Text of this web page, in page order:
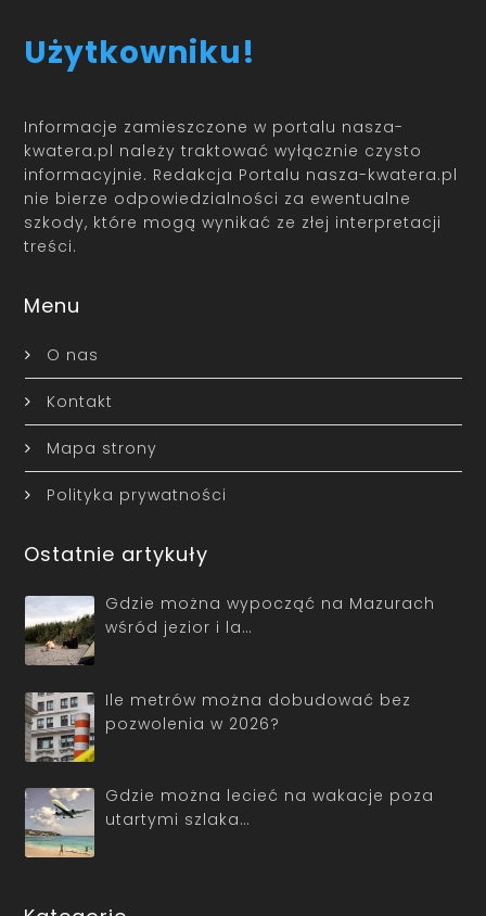
Użytkowniku!
Informacje zamieszczone w portalu nasza-
kwatera.pl należy traktować wyłącznie czysto
informacyjnie. Redakcja Portalu nasza-kwatera.pl
nie bierze odpowiedzialności za ewentualne
szkody, które mogą wynikać ze złej interpretacji
treści.
Menu
O nas
Kontakt
Mapa strony
Polityka prywatności
Ostatnie artykuły
Gdzie można wypocząć na Mazurach
wśród jezior i la…
Ile metrów można dobudować bez
pozwolenia w 2026?
Gdzie można lecieć na wakacje poza
utartymi szlaka…